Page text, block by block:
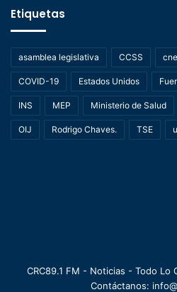
Etiquetas
asamblea legislativa CCSS cne
COVID-19 Estados Unidos
INS MEP Ministerio de Salud
OIJ Rodrigo Chaves. TSE
CRC89.1 FM - Noticias - Todo Lo
Contáctanos: